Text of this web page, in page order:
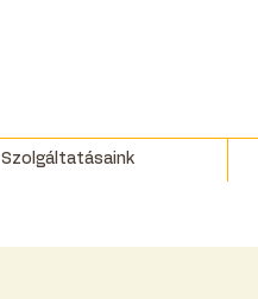
Szolgáltatásaink